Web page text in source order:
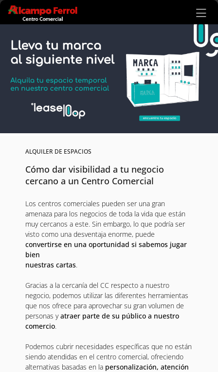
Ir al contenido principal
ALQUILER DE ESPACIOS
Cómo dar visibilidad a tu negocio
cercano a un Centro Comercial
Los centros comerciales pueden ser una gran
amenaza para los negocios de toda la vida que están
muy cercanos a este. Sin embargo, lo que podría ser
visto como una desventaja enorme, puede
convertirse en una oportunidad si sabemos jugar
bien
nuestras cartas.
Gracias a la cercanía del CC respecto a nuestro
negocio, podemos utilizar las diferentes herramientas
que nos ofrece para aprovechar su gran volumen de
personas yatraer parte de su público a nuestro
comercio.
Podemos cubrir necesidades específicas que no están
siendo atendidas en el centro comercial, ofreciendo
alternativas basadas en la personalización, atención